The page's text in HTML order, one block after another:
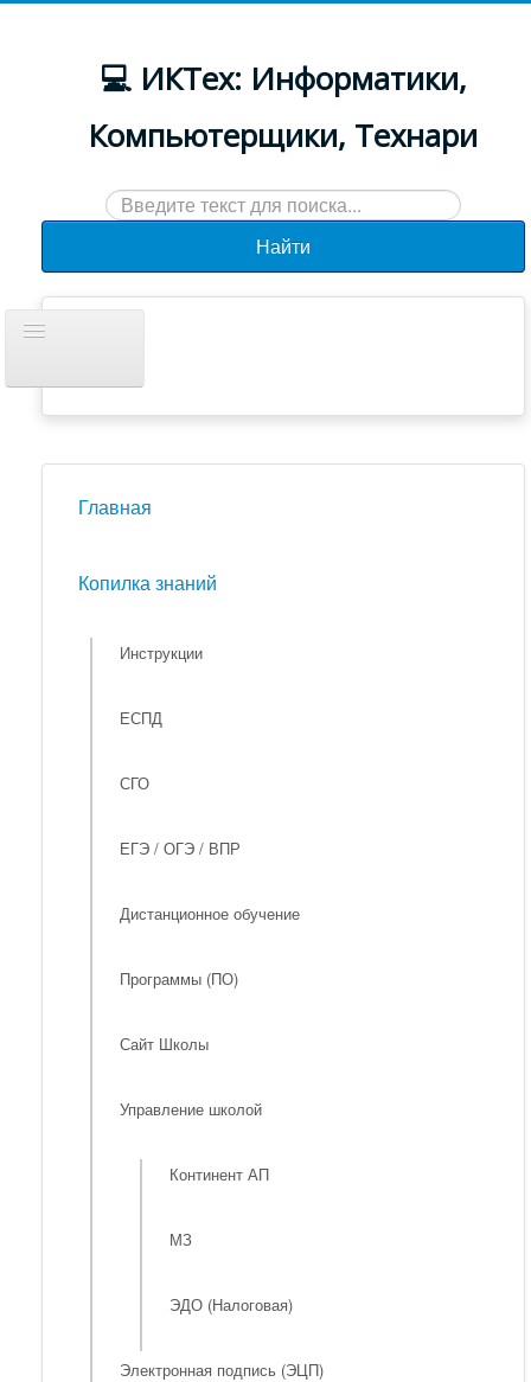
💻 ИКТех: Информатики,
Компьютерщики, Технари
Искать...
Найти
навигацию
Новости
Главная
Копилка знаний
Инструкции
ЕСПД
СГО
ЕГЭ / ОГЭ / ВПР
Дистанционное обучение
Программы (ПО)
Сайт Школы
Управление школой
Континент АП
МЗ
ЭДО (Налоговая)
Электронная подпись (ЭЦП)